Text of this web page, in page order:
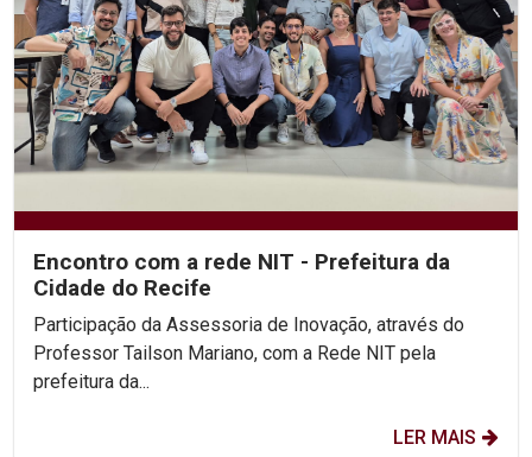
Encontro com a rede NIT - Prefeitura da
Cidade do Recife
Participação da Assessoria de Inovação, através do
Professor Tailson Mariano, com a Rede NIT pela
prefeitura da...
LER MAIS